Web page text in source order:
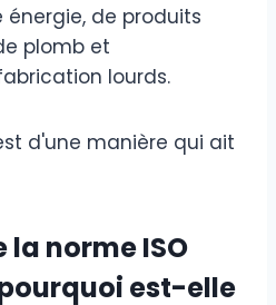
de produits
plomb et
lourds.
d'une manière qui ait
norme ISO
pourquoi est-elle